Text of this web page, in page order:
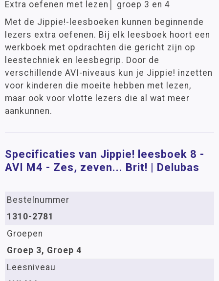
Extra oefenen met lezen│ groep 3 en 4
Met de Jippie!-leesboeken kunnen beginnende
lezers extra oefenen. Bij elk leesboek hoort een
werkboek met opdrachten die gericht zijn op
leestechniek en leesbegrip. Door de
verschillende AVI-niveaus kun je Jippie! inzetten
voor kinderen die moeite hebben met lezen,
maar ook voor vlotte lezers die al wat meer
aankunnen.
Specificaties van Jippie! leesboek 8 -
AVI M4 - Zes, zeven... Brit! | Delubas
Bestelnummer
1310-2781
Groepen
Groep 3, Groep 4
Leesniveau